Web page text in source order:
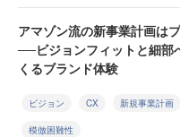
アマゾン流の新事業計画は
──ビジョンフィットと細部
くるブランド体験
ビジョン CX 新規事業計画
模倣困難性